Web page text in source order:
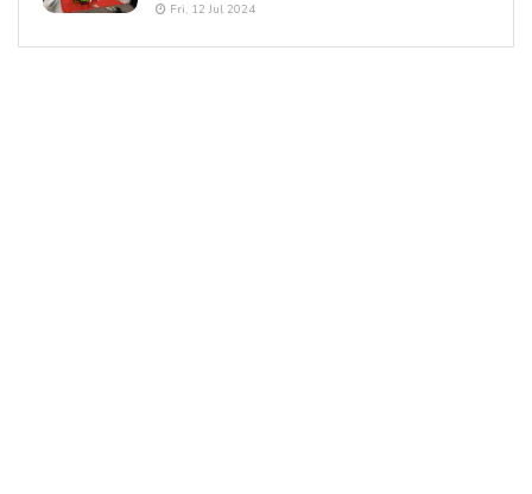
Fri, 12 Jul 2024